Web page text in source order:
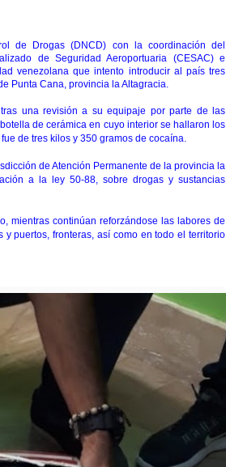
de Drogas (DNCD) con la coordinación del
de Seguridad Aeroportuaria (CESAC) e
venezolana que intento introducir al país tres
Punta Cana, provincia la Altagracia.
una revisión a su equipaje por parte de las
de cerámica en cuyo interior se hallaron los
de tres kilos y 350 gramos de cocaína.
de Atención Permanente de la provincia la
a la ley 50-88, sobre drogas y sustancias
mientras continúan reforzándose las labores de
puertos, fronteras, así como en todo el territorio